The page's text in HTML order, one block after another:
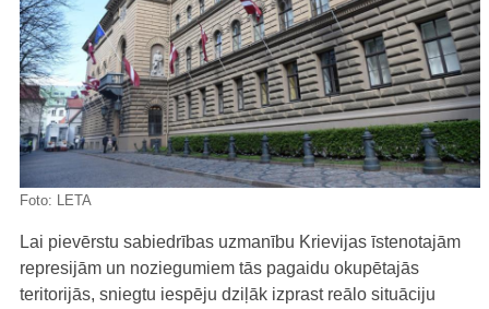
Foto: LETA
Lai pievērstu sabiedrības uzmanību Krievijas īstenotajām
represijām un noziegumiem tās pagaidu okupētajās
teritorijās, sniegtu iespēju dziļāk izprast reālo situāciju